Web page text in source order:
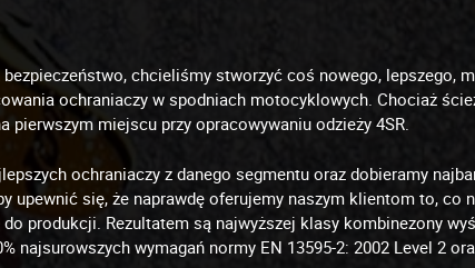
bezpieczeństwo, chcieliśmy stworzyć coś nowego, lepszego,
ochraniaczy w spodniach motocyklowych. Chociaż
pierwszym miejscu przy opracowywaniu odzieży 4SR.
ochraniaczy z danego segmentu oraz dobieramy
upewnić się, że naprawdę oferujemy naszym klientom to, co
produkcji. Rezultatem są najwyższej klasy kombinezony
najsurowszych wymagań normy EN 13595-2: 2002 Level 2